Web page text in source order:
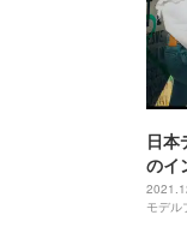
日本
のイ
ITZY
力に
モデル